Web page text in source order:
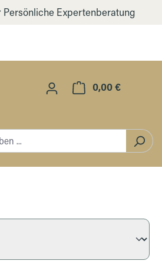
Persönliche Expertenberatung
0,00 €